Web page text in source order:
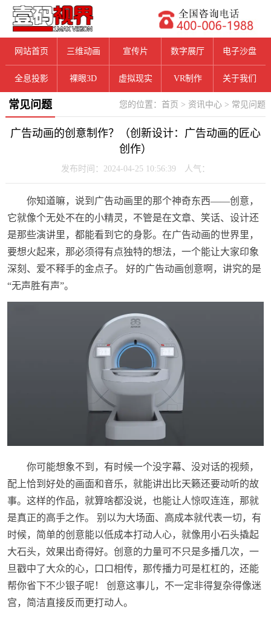
网站首页 三维动画 宣传片 数字展厅 电子沙盘
全息投影 裸眼3D 虚拟现实 VR制作 关于我们
您的位置： 首页 > 资讯中心 > 常见问题
常见问题
广告动画的创意制作？（创新设计：广告动画的匠心
创作）
发布时间：2024-04-25 10:56:39 人气：
你知道嘛，说到广告动画里的那个神奇东西——创意，
它就像个无处不在的小精灵，不管是在文章、笑话、设计还
是那些演讲里，都能看到它的身影。在广告动画的世界里，
要想火起来，那必须得有点独特的想法，一个能让大家印象
深刻、爱不释手的金点子。 好的广告动画创意啊，讲究的是
“无声胜有声”。
你可能想象不到，有时候一个没字幕、没对话的视频，
配上恰到好处的画面和音乐，就能讲出比天籁还要动听的故
事。这样的作品，就算啥都没说，也能让人惊叹连连，那就
是真正的高手之作。 别以为大场面、高成本就代表一切，有
时候，简单的创意能以低成本打动人心，就像用小石头撬起
大石头，效果出奇得好。创意的力量可不只是多播几次，一
旦戳中了大众的心，口口相传，那传播力可是杠杠的，还能
帮你省下不少银子呢！ 创意这事儿，不一定非得复杂得像迷
宫，简洁直接反而更打动人。